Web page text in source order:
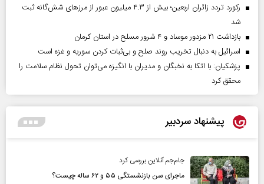
رکورد تردد زائران اربعین؛ بیش از ۴.۳ میلیون عبور از مرزهای شش‌گانه ثبت
شد
بازداشت ۲۱ مزدور موساد و ۴ شرور مسلح در استان کرمان
اسرائیل به دنبال تخریب روند صلح و بی‌ثبات کردن سوریه و غزه است
پزشکیان: با اتکا به نخبگان و مدیران با انگیزه می‌توان تحول نظام سلامت را
محقق کرد
پیشنهاد سردبیر
جام‌جم آنلاین بررسی کرد
ماجرای سن بازنشستگی ۵۵ و ۶۲ ساله چیست؟